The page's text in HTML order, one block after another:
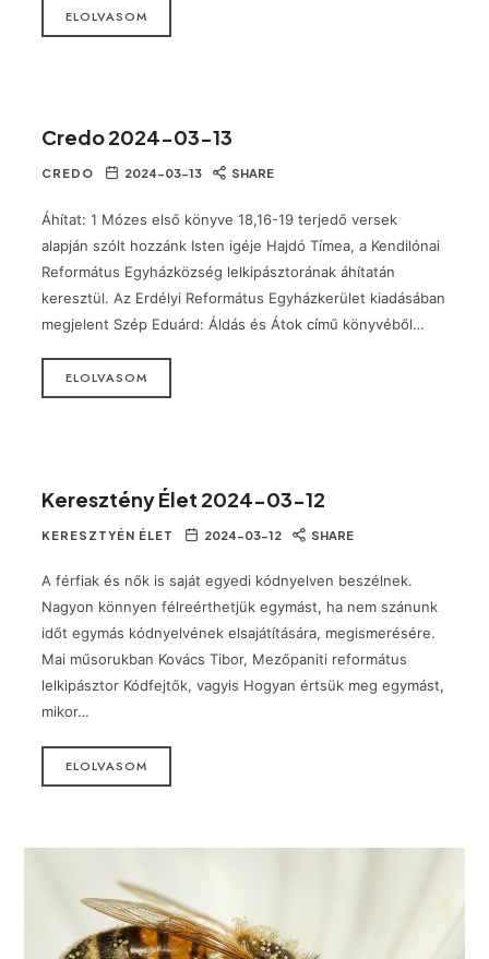
ELOLVASOM
Credo 2024-03-13
CREDO 2024-03-13 SHARE
Áhítat: 1 Mózes első könyve 18,16-19 terjedő versek
alapján szólt hozzánk Isten igéje Hajdó Tímea, a Kendilónai
Református Egyházközség lelkipásztorának áhítatán
keresztül. Az Erdélyi Református Egyházkerület kiadásában
megjelent Szép Eduárd: Áldás és Átok című könyvéből…
ELOLVASOM
Keresztény Élet 2024-03-12
KERESZTYÉN ÉLET 2024-03-12 SHARE
A férfiak és nők is saját egyedi kódnyelven beszélnek.
Nagyon könnyen félreérthetjük egymást, ha nem szánunk
időt egymás kódnyelvének elsajátítására, megismerésére.
Mai műsorukban Kovács Tibor, Mezőpaniti református
lelkipásztor Kódfejtők, vagyis Hogyan értsük meg egymást,
mikor…
ELOLVASOM